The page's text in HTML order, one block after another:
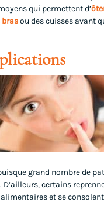
qui permettent d’
brasou des cuisses avant
grand nombre de
D’ailleurs, certains
et se